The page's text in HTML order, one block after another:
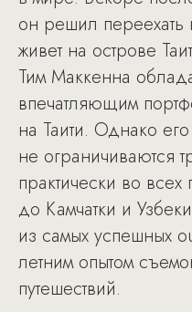
он решил
живет на острове
Тим Маккенна
впечатляющим
на Таити. Однако
не ограничиваются
практически во
до Камчатки и
из самых успешных
летним опытом
путешествий.